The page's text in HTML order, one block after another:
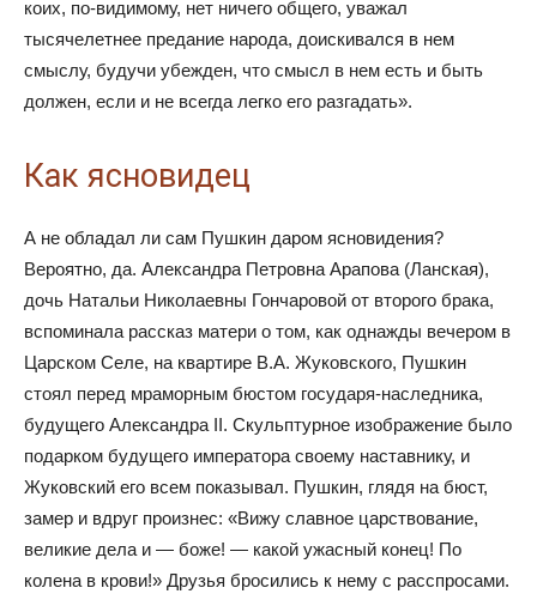
коих, по-видимому, нет ничего общего, уважал
тысячелетнее предание народа, доискивался в нем
смыслу, будучи убежден, что смысл в нем есть и быть
должен, если и не всегда легко его разгадать».
Как ясновидец
А не обладал ли сам Пушкин даром ясновидения?
Вероятно, да. Александра Петровна Арапова (Ланская),
дочь Натальи Николаевны Гончаровой от второго брака,
вспоминала рассказ матери о том, как однажды вечером в
Царском Селе, на квартире В.А. Жуковского, Пушкин
стоял перед мраморным бюстом государя-наследника,
будущего Александра II. Скульптурное изображение было
подарком будущего императора своему наставнику, и
Жуковский его всем показывал. Пушкин, глядя на бюст,
замер и вдруг произнес: «Вижу славное царствование,
великие дела и — боже! — какой ужасный конец! По
колена в крови!» Друзья бросились к нему с расспросами.